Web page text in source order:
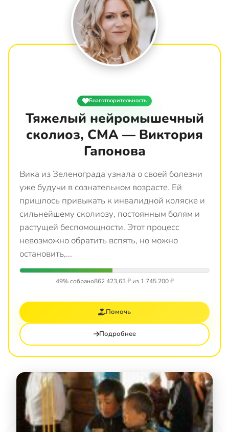
Благотворительность
Тяжелый нейромышечный
сколиоз, СМА — Виктория
Гапонова
Вика из Зеленограда узнала о своей болезни
уже будучи в сознательном возрасте. Ей
пришлось привыкать к инвалидной коляске и
сильнейшему сколиозу, постоянным болям и
растущей беспомощности. Этот процесс
невозможно обратить вспять, но можно
остановить,...
49% собрано862 423,63 ₽ из 1 745 200 ₽
Помочь
Подробнее